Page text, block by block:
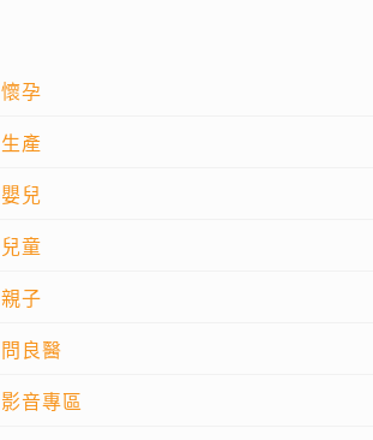
懷孕
生產
嬰兒
兒童
親子
問良醫
影音專區